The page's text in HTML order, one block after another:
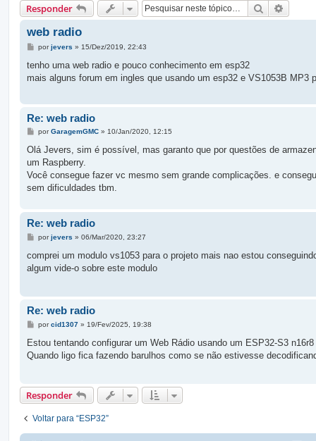
Responder Pesquisar
web radio
M
n
a
m
porjevers » 15/Dez/2019, 22:43
tenho uma web radio e pouco conhecimento em esp32
mais alguns forum em ingles que usando um esp32 e VS1053B MP3
Re: web radio
M
n
a
g
m
porGaragemGMC» 10/Jan/2020, 12:15
Olá Jevers, sim é possível, mas garanto que por questões de
um Raspberry.
Você consegue fazer vc mesmo sem grande complicações. e
sem dificuldades tbm.
Re: web radio
M
n
a
m
porjevers » 06/Mar/2020, 23:27
comprei um modulo vs1053 para o projeto mais nao estou
algum vide-o sobre este modulo
Re: web radio
M
n
a
porcid1307» 19/Fev/2025, 19:38
Estou tentando configurar um Web Rádio usando um ESP32-S3
Quando ligo fica fazendo barulhos como se não estivesse
Responder
Voltar para “ESP32”